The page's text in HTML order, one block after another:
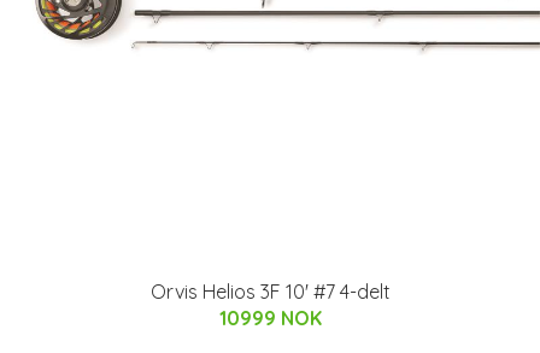
Orvis Helios 3F 10' #7 4-delt
10999 NOK